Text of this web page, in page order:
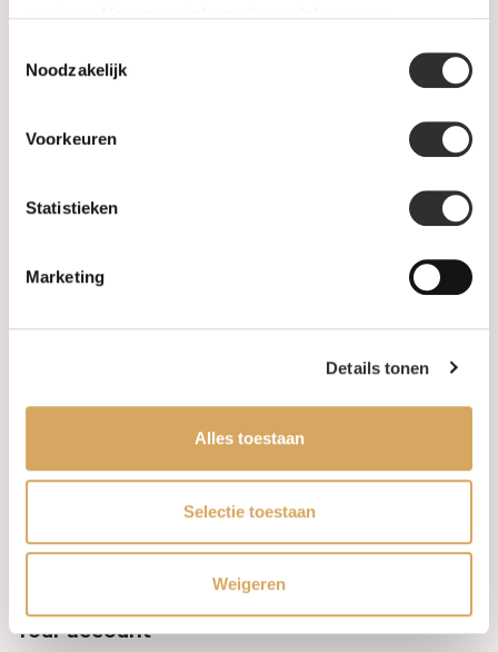
Noodzakelijk
Voorkeuren
Statistieken
Marketing
Details tonen
Alles toestaan
Selectie toestaan
Weigeren
Maatwerk
Leveringsvoorwaarden
Privacy Policy
Your account